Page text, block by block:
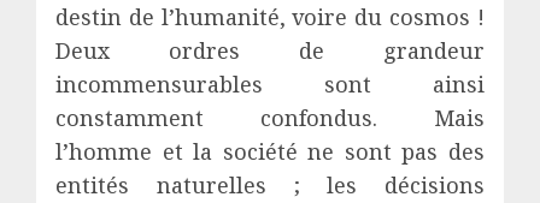
destin de l’humanité, voire du cosmos !
Deux ordres de grandeur
incommensurables sont ainsi
constamment confondus. Mais
l’homme et la société ne sont pas des
entités naturelles ; les décisions